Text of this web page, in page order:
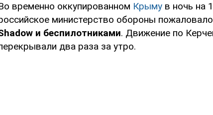
временно оккупированном Крыму в ночь на
министерство обороны
и беспилотниками. Движение по
два раза за утро.